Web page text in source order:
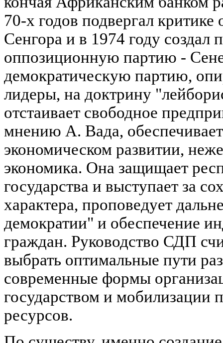
70-х годов подвергал
Сенгора и в 1974 году создал
оппозиционную партию -
демократическую партию,
лидеры, на доктрину
отстаивает свободное
мнению А. Вада,
экономическом развитии,
экономика. Она защищает
государства и выступает за
характера, проповедует
демократии" и обеспечение
граждан. Руководство СДП
выбрать оптимальные пути
современные формы
государством и мобилизации
ресурсов.